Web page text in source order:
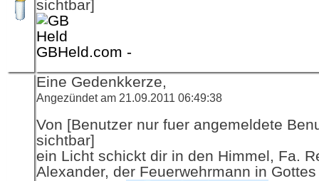
sichtbar]
GBHeld.com -
Eine Gedenkkerze,
Angezündet am 21.09.2011 06:49:38
Von [Benutzer nur fuer angemeldete
sichtbar]
ein Licht schickt dir in den Himmel, Fa.
Alexander, der Feuerwehrmann in Gottes